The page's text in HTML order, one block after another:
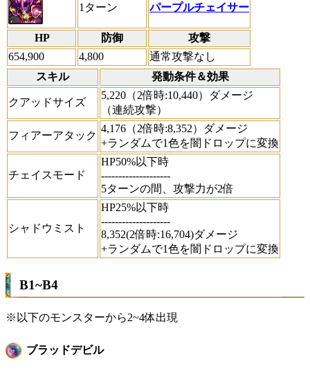
1ターン パープルチェイサー
HP 防御
攻撃
654,900
4,800
通常攻撃なし
スキル
発動条件＆効果
クアッドサイズ
5,220（2倍時:10,440）ダメージ
（連続攻撃）
フィアーアタック
4,176（2倍時:8,352）ダメージ
+ランダムで1色を闇ドロップに変換
チェイスモード
HP50%以下時
--------------------
5ターンの間、攻撃力が2倍
シャドウミスト
HP25%以下時
--------------------
8,352(2倍時:16,704)ダメージ
+ランダムで1色を闇ドロップに変換
B1~B4
※以下のモンスターから2~4体出現
ブラッドデビル